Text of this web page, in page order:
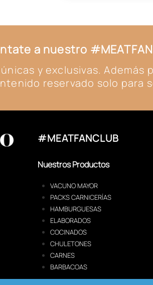
a nuestro
y exclusivas. Además
reservado solo para
#MEATFANCLUB
Nuestros Productos
VACUNO MAYOR
PACKS CARNICERÍAS
HAMBURGUESAS
ELABORADOS
COCINADOS
CHULETONES
CARNES
BARBACOAS